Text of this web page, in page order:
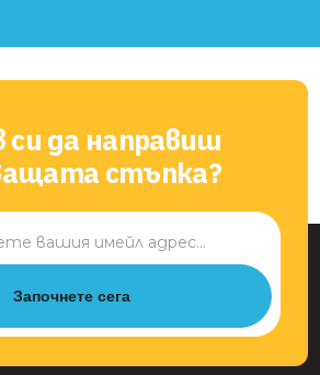
си да направиш
стъпка?
Започнете сега